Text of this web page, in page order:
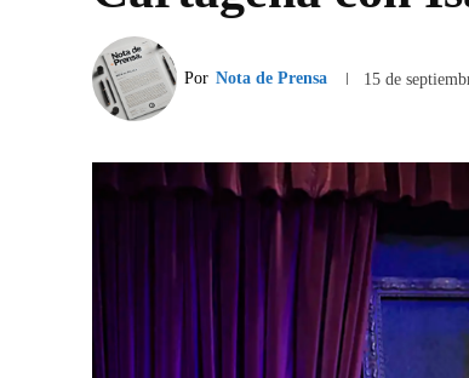
Por Nota de Prensa 15 de